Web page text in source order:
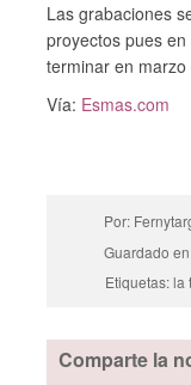
Las grabaciones
proyectos pues
terminar en
Vía: Esmas.com
Por:
Guardado en
Etiquetas: la
Comparte la